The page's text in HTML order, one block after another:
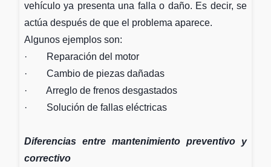
vehículo ya presenta una falla o daño. Es decir, se
actúa después de que el problema aparece.
Algunos ejemplos son:
· Reparación del motor
· Cambio de piezas dañadas
· Arreglo de frenos desgastados
· Solución de fallas eléctricas
Diferencias entre mantenimiento preventivo y
correctivo